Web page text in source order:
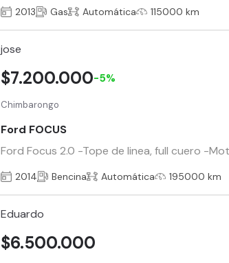
2013 Gas Automática 115000 km
jose
Chimbarongo
Ford FOCUS
Ford Focus 2.0 -Tope de linea, full cuero -
$7.200.000-5%
2014 Bencina Automática 195000 km
Eduardo
$6.500.000